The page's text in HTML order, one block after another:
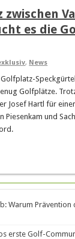
es die
, News
Golfplätze.
Josef Hartl für
und
Warum
erste Golf-